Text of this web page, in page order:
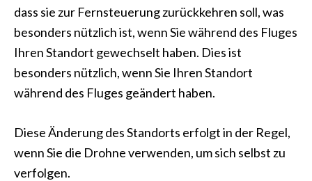
dass sie zur Fernsteuerung zurückkehren soll, was
besonders nützlich ist, wenn Sie während des Fluges
Ihren Standort gewechselt haben. Dies ist
besonders nützlich, wenn Sie Ihren Standort
während des Fluges geändert haben.
Diese Änderung des Standorts erfolgt in der Regel,
wenn Sie die Drohne verwenden, um sich selbst zu
verfolgen.